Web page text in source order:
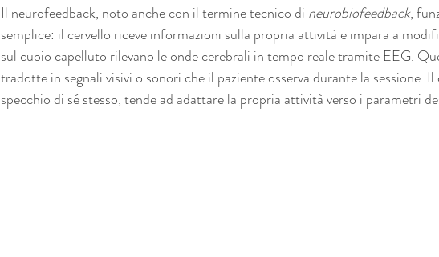
Il neurofeedback, noto anche con il termine tecnico di neurobiofeedback,
semplice: il cervello riceve informazioni sulla propria attività e impara a
sul cuoio capelluto rilevano le onde cerebrali in tempo reale tramite EEG.
tradotte in segnali visivi o sonori che il paziente osserva durante la sessione.
specchio di sé stesso, tende ad adattare la propria attività verso i parametri